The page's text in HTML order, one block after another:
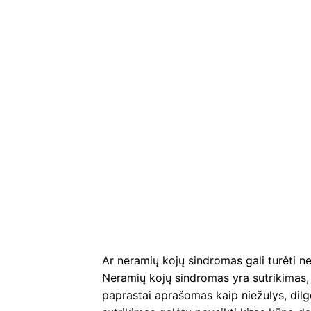
Ar neramių kojų sindromas gali turėti
Neramių kojų sindromas yra
paprastai aprašomas kaip niežulys,